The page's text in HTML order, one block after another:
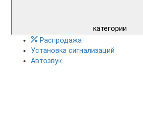
категории
Распродажа
Установка сигнализаций
Автозвук